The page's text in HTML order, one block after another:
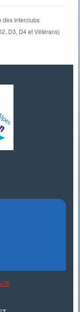
des Interclubs
D3, D4 et Vétérans)
26